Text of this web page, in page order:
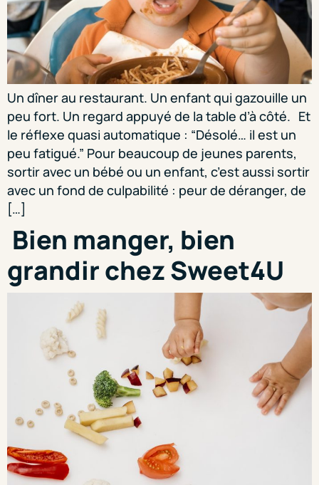
Un dîner au restaurant. Un enfant qui gazouille un
peu fort. Un regard appuyé de la table d’à côté. Et
le réflexe quasi automatique : “Désolé… il est un
peu fatigué.” Pour beaucoup de jeunes parents,
sortir avec un bébé ou un enfant, c’est aussi sortir
avec un fond de culpabilité : peur de déranger, de
[…]
Bien manger, bien
grandir chez Sweet4U